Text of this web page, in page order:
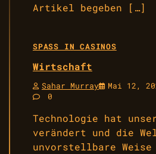
Artikel begeben […]
SPASS IN CASINOS
Wirtschaft
Sahar Murray Mai 12,
0
Technologie hat
verändert und die
unvorstellbare